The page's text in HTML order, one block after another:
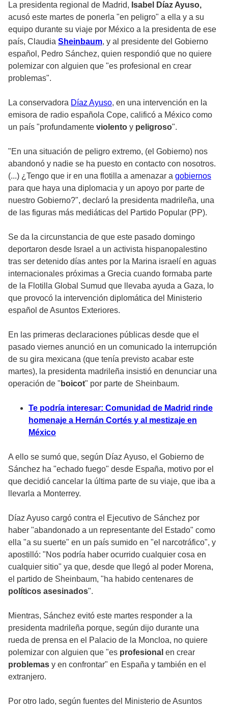
La presidenta regional de Madrid, Isabel
Díaz Ayuso,
acusó este martes de ponerla "en peligro" a ella y a su
equipo durante su viaje por México a la presidenta de ese
país, Claudia Sheinbaum, y al presidente del Gobierno
español, Pedro Sánchez, quien respondió que no quiere
polemizar con alguien que "es profesional en crear
problemas".
La conservadora Díaz Ayuso, en una intervención en la
emisora de radio española Cope, calificó a México como
un país "profundamente violento y peligroso".
"En una situación de peligro extremo, (el Gobierno) nos
abandonó y nadie se ha puesto en contacto con nosotros.
(...) ¿Tengo que ir en una flotilla a amenazar a gobiernos
para que haya una diplomacia y un apoyo por parte de
nuestro Gobierno?", declaró la presidenta madrileña, una
de las figuras más mediáticas del Partido Popular (PP).
Se da la circunstancia de que este pasado domingo
deportaron desde Israel a un activista hispanopalestino
tras ser detenido días antes por la Marina israelí en aguas
internacionales próximas a Grecia cuando formaba parte
de la Flotilla Global Sumud que llevaba ayuda a Gaza, lo
que provocó la intervención diplomática del Ministerio
español de Asuntos Exteriores.
En las primeras declaraciones públicas desde que el
pasado viernes anunció en un comunicado la interrupción
de su gira mexicana (que tenía previsto acabar este
martes), la presidenta madrileña insistió en denunciar una
operación de " boicot" por parte de Sheinbaum.
Te podría interesar: Comunidad de Madrid rinde
homenaje a Hernán Cortés y al mestizaje en
México
A ello se sumó que, según Díaz Ayuso, el Gobierno de
Sánchez ha "echado fuego" desde España, motivo por el
que decidió cancelar la última parte de su viaje, que iba a
llevarla a Monterrey.
Díaz Ayuso cargó contra el Ejecutivo de Sánchez por
haber "abandonado a un representante del Estado" como
ella "a su suerte" en un país sumido en "el narcotráfico", y
apostilló: "Nos podría haber ocurrido cualquier cosa en
cualquier sitio" ya que, desde que llegó al poder Morena,
el partido de Sheinbaum, "ha habido centenares de
políticos asesinados".
Mientras, Sánchez evitó este martes responder a la
presidenta madrileña porque, según dijo durante una
rueda de prensa en el Palacio de la Moncloa, no quiere
polemizar con alguien que "es profesional en crear
problemas y en confrontar" en España y también en el
extranjero.
Por otro lado, según fuentes del Ministerio de Asuntos